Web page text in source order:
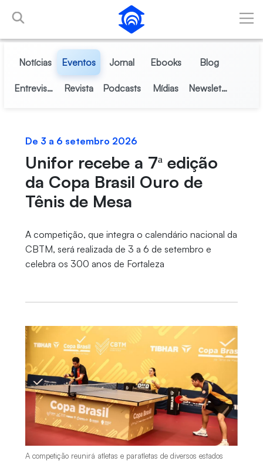
Pular para o Conteúdo principal
Notícias Eventos Jornal Ebooks Blog
Entrevistas Revista Podcasts Mídias Newsletter
De 3 a 6 setembro 2026
Unifor recebe a 7ª edição
da Copa Brasil Ouro de
Tênis de Mesa
A competição, que integra o calendário nacional da
CBTM, será realizada de 3 a 6 de setembro e
celebra os 300 anos de Fortaleza
A competição reunirá atletas e paratletas de diversos estados